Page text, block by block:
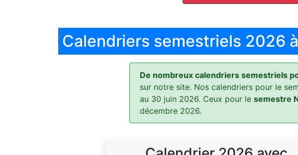
Calendriers semestriels 2026
De nombreux calendriers semestriels
sur notre site. Nos calendriers pour le
au 30 juin 2026. Ceux pour le semestre
décembre 2026.